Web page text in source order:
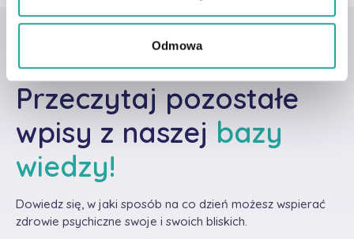
Odmowa
Nasze wpisy
Przeczytaj pozostałe
wpisy z naszej bazy
wiedzy!
Dowiedz się, w jaki sposób na co dzień możesz wspierać
zdrowie psychiczne swoje i swoich bliskich.